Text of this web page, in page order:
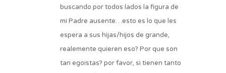
buscando por todos lados la figura de
mi Padre ausente…esto es lo que les
espera a sus hijas/hijos de grande,
realemente quieren eso? Por que son
tan egoistas? por favor, si tienen tanto